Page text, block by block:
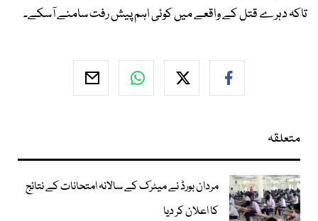
تاکہ دہرے قتل کے واقعے میں کوئی اہم پیش رفت سامنے آسکے۔
متعلقہ
مردان بورڈ نے میٹرک کے سالانہ امتحانات کے نتائج
کا اعلان کر دیا